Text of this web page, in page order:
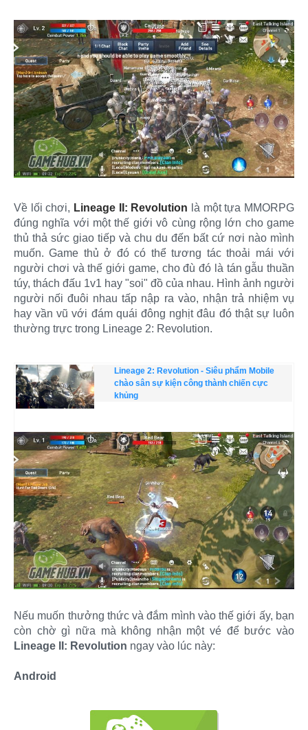
Về lối chơi, Lineage II: Revolution là một tựa MMORPG
đúng nghĩa với một thế giới vô cùng rộng lớn cho game
thủ thả sức giao tiếp và chu du đến bất cứ nơi nào mình
muốn. Game thủ ở đó có thể tương tác thoải mái với
người chơi và thế giới game, cho đù đó là tán gẫu thuần
túy, thách đấu 1v1 hay "soi" đồ của nhau. Hình ảnh người
người nối đuôi nhau tấp nập ra vào, nhận trả nhiệm vụ
hay vần vũ với đám quái đông nghịt đâu đó thật sự luôn
thường trực trong Lineage 2: Revolution.
Lineage 2: Revolution - Siêu phẩm Mobile
chào sân sự kiện công thành chiến cực
khủng
Nếu muốn thưởng thức và đắm mình vào thế giới ấy, bạn
còn chờ gì nữa mà không nhận một vé để bước vào
Lineage II: Revolution ngay vào lúc này:
Android